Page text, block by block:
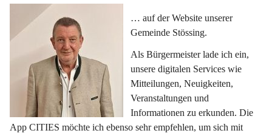
… auf der Website unserer
Gemeinde Stössing.
Als Bürgermeister lade ich ein,
unsere digitalen Services wie
Mitteilungen, Neuigkeiten,
Veranstaltungen und
Informationen zu erkunden. Die
App CITIES möchte ich ebenso sehr empfehlen, um sich mit